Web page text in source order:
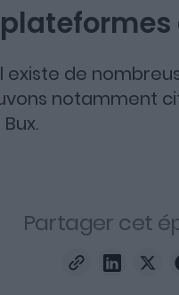
existe de
notamment
Partager cet